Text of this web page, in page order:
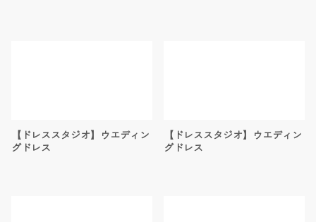
【ドレススタジオ】ウエディン
グドレス
【ドレススタジオ】ウエディン
グドレス